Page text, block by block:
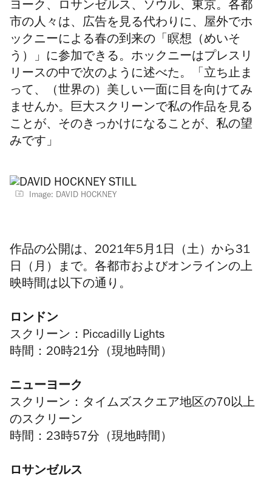
ヨーク、ロサンゼルス、ソウル、東京。各都
市の人々は、広告を見る代わりに、屋外でホ
ックニーによる春の到来の 「瞑想（めいそ
う）」 に参加できる。 ホックニーはプレスリ
リースの中で次のように述べた。「立ち止ま
って、（世界の）美しい一面に目を向けてみ
ませんか。巨大スクリーンで私の作品を見る
ことが、そのきっかけになることが、私の望
みです」
Image: DAVID HOCKNEY
作品の公開は、2021年5月1日（土）から31
日（月）まで。各都市およびオンラインの上
映時間は以下の通り。
ロンドン
スクリーン：Piccadilly Lights
時間：20時21分（現地時間）
ニューヨーク
スクリーン：タイムズスクエア地区の70以上
のスクリーン
時間：23時57分（現地時間）
ロサンゼルス